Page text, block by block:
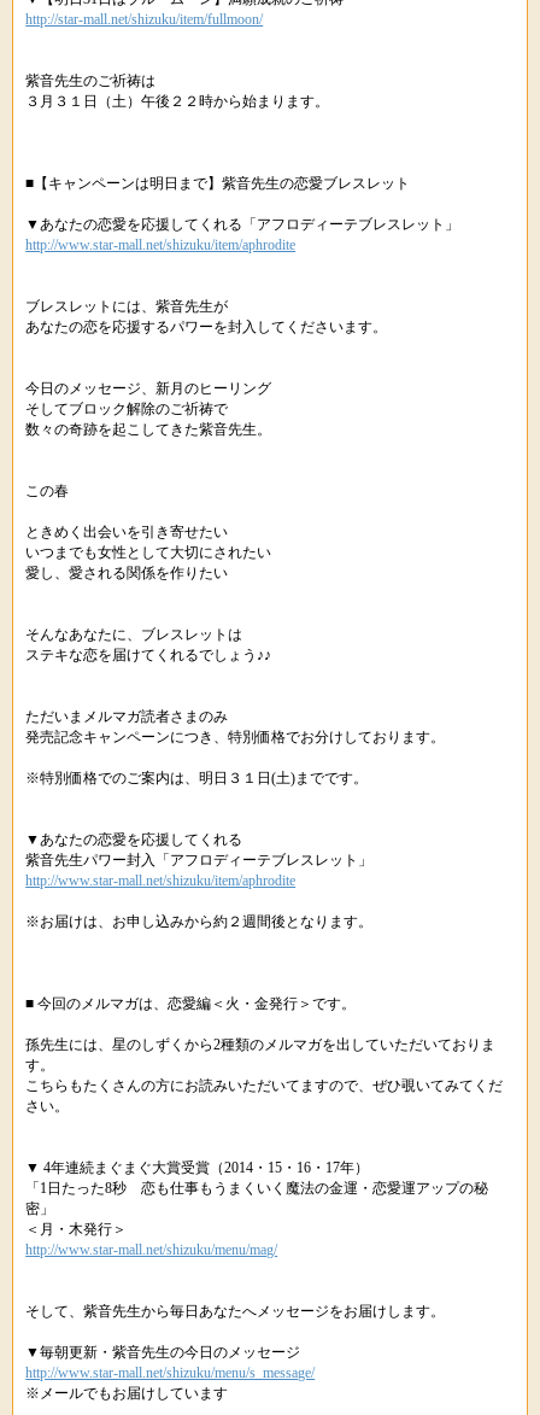
http://star-mall.net/shizuku/item/fullmoon/
紫音先生のご祈祷は
３月３１日（土）午後２２時から始まります。
■【キャンペーンは明日まで】紫音先生の恋愛ブレスレット
▼あなたの恋愛を応援してくれる「アフロディーテブレスレット」
http://www.star-mall.net/shizuku/item/aphrodite
ブレスレットには、紫音先生が
あなたの恋を応援するパワーを封入してくださいます。
今日のメッセージ、新月のヒーリング
そしてブロック解除のご祈祷で
数々の奇跡を起こしてきた紫音先生。
この春
ときめく出会いを引き寄せたい
いつまでも女性として大切にされたい
愛し、愛される関係を作りたい
そんなあなたに、ブレスレットは
ステキな恋を届けてくれるでしょう♪♪
ただいまメルマガ読者さまのみ
発売記念キャンペーンにつき、特別価格でお分けしております。
※特別価格でのご案内は、明日３１日(土)までです。
▼あなたの恋愛を応援してくれる
紫音先生パワー封入「アフロディーテブレスレット」
http://www.star-mall.net/shizuku/item/aphrodite
※お届けは、お申し込みから約２週間後となります。
■ 今回のメルマガは、恋愛編＜火・金発行＞です。
孫先生には、星のしずくから2種類のメルマガを出していただいておりま
す。
こちらもたくさんの方にお読みいただいてますので、ぜひ覗いてみてくだ
さい。
▼ 4年連続まぐまぐ大賞受賞（2014・15・16・17年）
「1日たった8秒 恋も仕事もうまくいく魔法の金運・恋愛運アップの秘
密」
＜月・木発行＞
http://www.star-mall.net/shizuku/menu/mag/
そして、紫音先生から毎日あなたへメッセージをお届けします。
▼毎朝更新・紫音先生の今日のメッセージ
http://www.star-mall.net/shizuku/menu/s_message/
※メールでもお届けしています